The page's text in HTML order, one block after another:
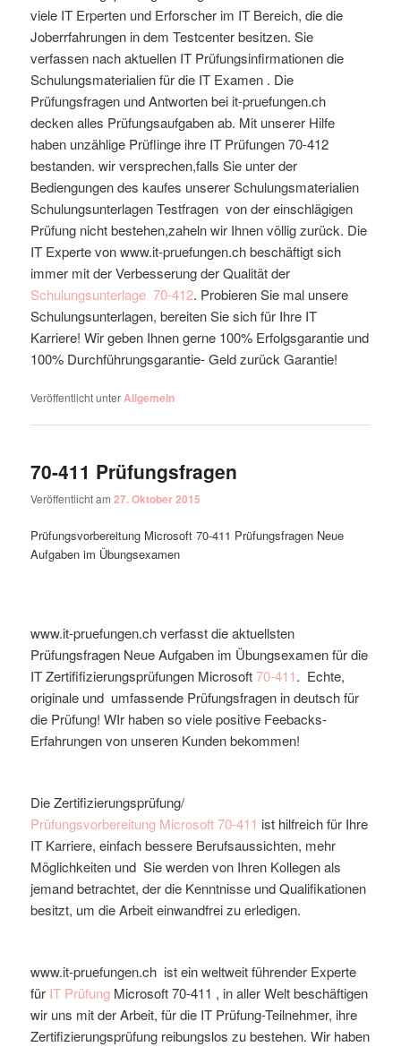
viele IT Erperten und Erforscher im IT Bereich, die die
Joberrfahrungen in dem Testcenter besitzen. Sie
verfassen nach aktuellen IT Prüfungsinfirmationen die
Schulungsmaterialien für die IT Examen . Die
Prüfungsfragen und Antworten bei it-pruefungen.ch
decken alles Prüfungsaufgaben ab. Mit unserer Hilfe
haben unzählige Prüflinge ihre IT Prüfungen 70-412
bestanden. wir versprechen,falls Sie unter der
Bediengungen des kaufes unserer Schulungsmaterialien
Schulungsunterlagen Testfragen von der einschlägigen
Prüfung nicht bestehen,zaheln wir Ihnen völlig zurück. Die
IT Experte von www.it-pruefungen.ch beschäftigt sich
immer mit der Verbesserung der Qualität der
Schulungsunterlage 70-412. Probieren Sie mal unsere
Schulungsunterlagen, bereiten Sie sich für Ihre IT
Karriere! Wir geben Ihnen gerne 100% Erfolgsgarantie und
100% Durchführungsgarantie- Geld zurück Garantie!
Veröffentlicht unter Allgemein
70-411 Prüfungsfragen
Veröffentlicht am27. Oktober 2015
Prüfungsvorbereitung Microsoft 70-411 Prüfungsfragen Neue
Aufgaben im Übungsexamen
www.it-pruefungen.ch verfasst die aktuellsten
Prüfungsfragen Neue Aufgaben im Übungsexamen für die
IT Zertififizierungsprüfungen Microsoft70-411. Echte,
originale und umfassende Prüfungsfragen in deutsch für
die Prüfung! WIr haben so viele positive Feebacks-
Erfahrungen von unseren Kunden bekommen!
Die Zertifizierungsprüfung/
Prüfungsvorbereitung Microsoft70-411 ist hilfreich für Ihre
IT Karriere, einfach bessere Berufsaussichten, mehr
Möglichkeiten und Sie werden von Ihren Kollegen als
jemand betrachtet, der die Kenntnisse und Qualifikationen
besitzt, um die Arbeit einwandfrei zu erledigen.
www.it-pruefungen.ch ist ein weltweit führender Experte
für IT Prüfung Microsoft70-411 , in aller Welt beschäftigen
wir uns mit der Arbeit, für die IT Prüfung-Teilnehmer, ihre
Zertifizierungsprüfung reibungslos zu bestehen. Wir haben